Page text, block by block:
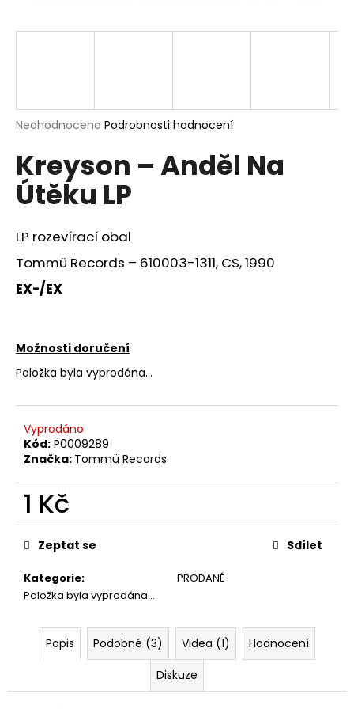
Průměrné
produktu
je
0,0
z
hvězdiček.
Neohodnoceno Podrobnosti hodnocení
Kreyson – Anděl Na
Útěku LP
LP rozevírací obal
Tommü Records ‎– 610003-1311, CS, 1990
EX-/EX
Možnosti doručení
Položka byla vyprodána…
Vyprodáno
Kód: P0009289
Značka: Tommü Records
1 Kč
Měrná
cena:
Kategorie:
PRODANÉ
Položka byla vyprodána…
Zeptat se Sdílet
Popis Podobné (3) Videa (1)
Hodnocení
Diskuze
j
?
o
p
u
č
u
e
m
e
TÖRR
ARMAGEDDON
LP
350
Původně:
450